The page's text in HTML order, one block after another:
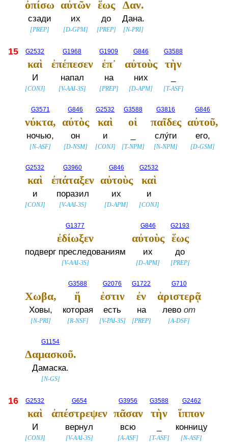
ὀπίσω
сзади
[PREP]
αὐτῶν
их
[D-GPM]
ἕως
до
[PREP]
Δαν.
Дана.
[N-PRI]
15 G2532
καὶ
И
[CONJ]
G1968
ἐπέπεσεν
напал
[V-AAI-3S]
G1909
ἐπ᾽
на
[PREP]
G846
αὐτοὺς
них
[D-APM]
G3588
τὴν
[T-ASF]
G3571
νύκτα,
ночью,
[N-ASF]
G846
αὐτὸς
он
[D-NSM]
G2532
καὶ
и
[CONJ]
G3588
οἱ
[T-NPM]
G3816
παῖδες
слу́ги
[N-NPM]
G846
αὐτοῦ,
его,
[D-GSM]
G2532
καὶ
и
[CONJ]
G3960
ἐπάταξεν
поразил
[V-AAI-3S]
G846
αὐτοὺς
их
[D-APM]
G2532
καὶ
и
[CONJ]
G1377
ἐδίωξεν
подверг преследованиям
[V-AAI-3S]
G846
αὐτοὺς
их
[D-APM]
G2193
ἕως
до
[PREP]
Χωβα,
Ховы,
[N-PRI]
G3588
ἥ
которая
[R-NSF]
G2076
ἐστιν
есть
[V-PAI-3S]
G1722
ἐν
на
[PREP]
G710
ἀριστερᾷ
левоот
[A-DSF]
G1154
Δαμασκοῦ.
Дамаска.
[N-GS]
16 G2532
καὶ
И
[CONJ]
G654
ἀπέστρεψεν
вернул
[V-AAI-3S]
G3956
πᾶσαν
всю
[A-ASF]
G3588
τὴν
[T-ASF]
G2462
ἵππον
конницу
[N-ASF]